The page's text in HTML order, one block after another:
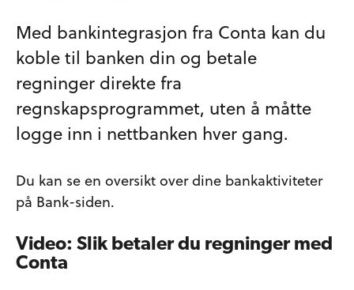
Med bankintegrasjon fra Conta kan du
koble til banken din og betale
regninger direkte fra
regnskapsprogrammet, uten å måtte
logge inn i nettbanken hver gang.
Du kan se en oversikt over dine bankaktiviteter
på Bank-siden.
Video: Slik betaler du regninger med
Conta